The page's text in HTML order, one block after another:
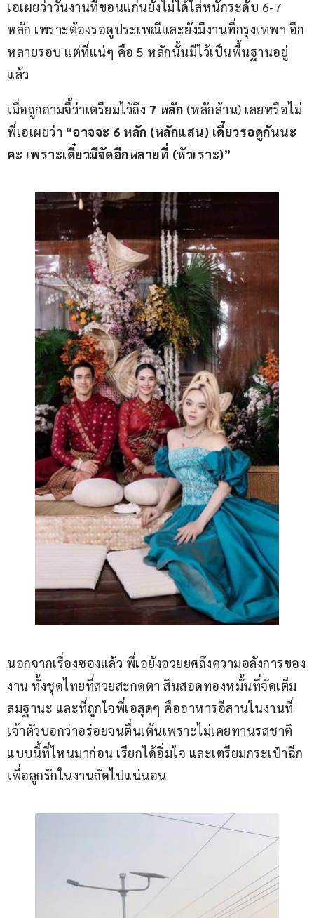
เอเผยว่าวันงานที่ขอนแก่นยังไม่ได้ใส่หนักระดับ 6-7
หลัก เพราะต้องรอดูประเพณีและยังมีงานที่กรุงเทพฯ อีก
หลายรอบ แต่ที่แน่ๆ คือ 5 หลักนั้นมีไว้เป็นพื้นฐานอยู่
แล้ว
เมื่อถูกถามจี้ว่าเตรียมไว้ถึง 7 หลัก (หลักล้าน) เลยหรือไม่
พี่เอเผยว่า “อาจจะ 6 หลัก (หลักแสน) เดี๋ยวรอดูกันนะ
คะ เพราะเดี๋ยวมีจัดอีกหลายที่ (หัวเราะ)”
นอกจากเรื่องซองแล้ว พี่เอยังอวยยศถึงความอลังการของ
งาน ทั้งชุดไทยที่สวยสะกดตา สินสอดทองหมั้นที่จัดเต็ม
สมฐานะ และที่ถูกใจพี่เอสุดๆ คืออาหารอีสานในงานที่
เจ้าตัวบอกว่าอร่อยจนตื่นเต้นเพราะไม่เคยทานรสชาติ
แบบนี้ที่ไหนมาก่อน เรียกได้อิ่มใจ และเตรียมกระเป๋าฉีก
เพื่อลูกรักในงานถัดไปแน่นอน